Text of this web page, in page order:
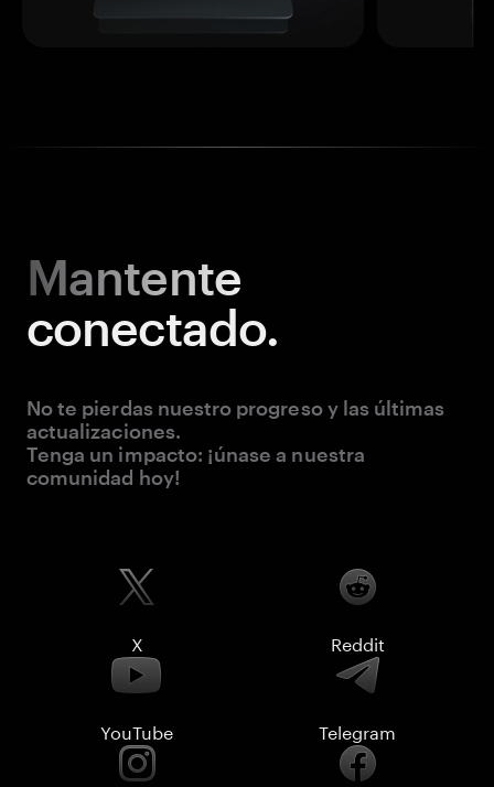
Mantente
conectado.
No te pierdas nuestro progreso y las últimas
actualizaciones.
Tenga un impacto: ¡únase a nuestra
comunidad hoy!
X Reddit
YouTube Telegram